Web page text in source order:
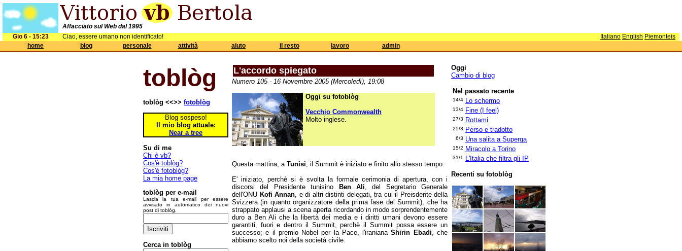
Affacciato sul Web dal 1995
Gio 6 - 15:23
Ciao, essere umano non identificato! Italiano English Piemonteis
home
blog personale attività aiuto il resto lavoro admin
toblòg
toblòg <<>> fotoblòg
Blog sospeso!
Il mio blog attuale:
Near a tree
Su di me
Chi è vb?
Cos'è toblòg?
Cos'è fotoblòg?
La mia home page
toblòg per e-mail
Lascia la tua e-mail per essere
avvisato in automatico dei nuovi
post di toblòg.
Cerca in toblòg
L'accordo spiegato
Numero 105 - 16 Novembre 2005 (Mercoledì), 19:08
Oggi su fotoblòg
Vecchio Commonwealth
Molto inglese.
Questa mattina, a Tunisi, il Summit è iniziato e finito allo stesso tempo.
E' iniziato, perchè si è svolta la formale cerimonia di apertura, con i
discorsi del Presidente tunisino
Ben Ali, del Segretario Generale
dell'ONU Kofi Annan, e di altri distinti delegati, tra cui il Preisdente della
Svizzera (in quanto organizzatore della prima fase del Summit), che ha
strappato applausi a scena aperta ricordando in modo sorprendentemente
duro a Ben Ali che la libertà dei media e i diritti umani devono essere
garantiti, fuori e dentro il Summit, perchè il Summit possa essere un
successo; e il premio Nobel per la Pace, l'iranianaShirin Ebadi, che
abbiamo scelto noi della società civile.
Oggi
Cambio di blog
Nel passato recente
14/4 Lo schermo
13/4 Fine (I feel)
27/3 Rottami
25/3 Perso e tradotto
6/3 Una salita a Superga
15/2 Miracolo a Torino
31/1 L'Italia che filtra gli IP
Recenti su fotoblòg